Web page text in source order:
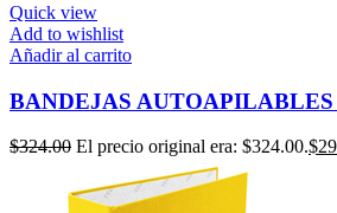
Quick view
Add to wishlist
Añadir al carrito
BANDEJAS
$324.00 El precio original era: $324.00.$